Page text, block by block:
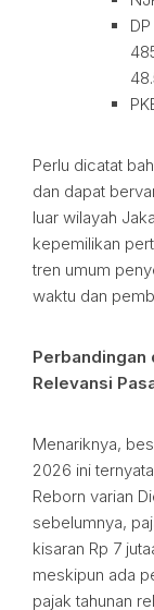
Perlu dicatat
dan dapat
luar wilayah
kepemilikan
tren umum
waktu dan
Perbandingan
Relevansi
Menariknya,
2026 ini
Reborn varian
sebelumnya,
kisaran Rp 7
meskipun ada
pajak tahunan